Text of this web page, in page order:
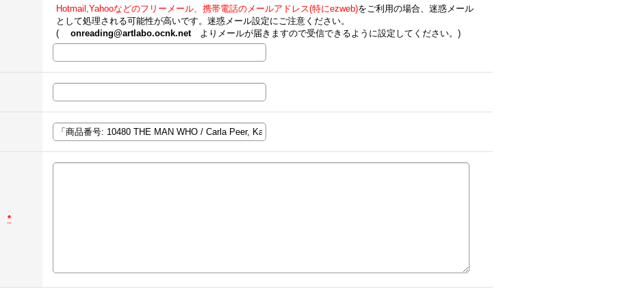
Hotmail,Yahooなどのフリーメール、携帯電話のメールアドレス(特にezweb)をご利用の場合、迷惑メール
として処理される可能性が高いです。迷惑メール設定にご注意ください。
( onreading@artlabo.ocnk.netよりメールが届きますので受信できるように設定してください。)
*